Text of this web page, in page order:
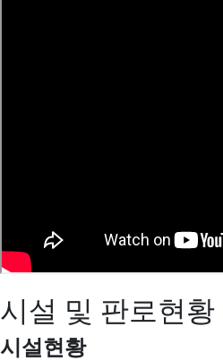
시설 및 판로현황
시설현황